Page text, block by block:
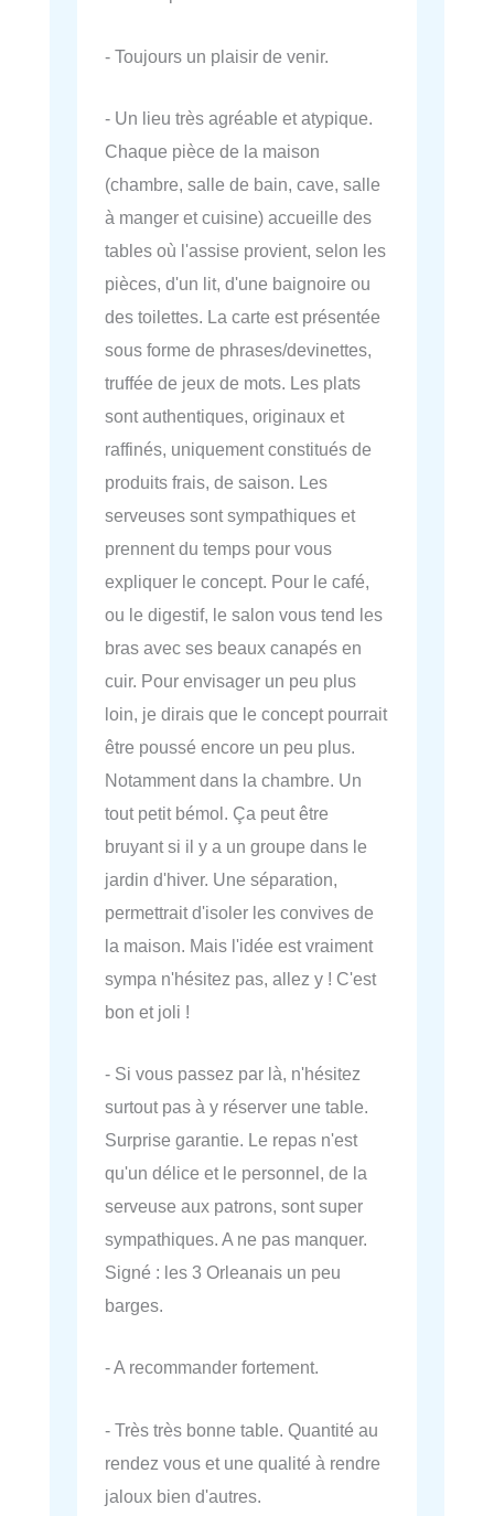
- Toujours un plaisir de venir.
- Un lieu très agréable et atypique.
Chaque pièce de la maison
(chambre, salle de bain, cave, salle
à manger et cuisine) accueille des
tables où l'assise provient, selon les
pièces, d'un lit, d'une baignoire ou
des toilettes. La carte est présentée
sous forme de phrases/devinettes,
truffée de jeux de mots. Les plats
sont authentiques, originaux et
raffinés, uniquement constitués de
produits frais, de saison. Les
serveuses sont sympathiques et
prennent du temps pour vous
expliquer le concept. Pour le café,
ou le digestif, le salon vous tend les
bras avec ses beaux canapés en
cuir. Pour envisager un peu plus
loin, je dirais que le concept pourrait
être poussé encore un peu plus.
Notamment dans la chambre. Un
tout petit bémol. Ça peut être
bruyant si il y a un groupe dans le
jardin d'hiver. Une séparation,
permettrait d'isoler les convives de
la maison. Mais l'idée est vraiment
sympa n'hésitez pas, allez y ! C'est
bon et joli !
- Si vous passez par là, n'hésitez
surtout pas à y réserver une table.
Surprise garantie. Le repas n'est
qu'un délice et le personnel, de la
serveuse aux patrons, sont super
sympathiques. A ne pas manquer.
Signé : les 3 Orleanais un peu
barges.
- A recommander fortement.
- Très très bonne table. Quantité au
rendez vous et une qualité à rendre
jaloux bien d'autres.